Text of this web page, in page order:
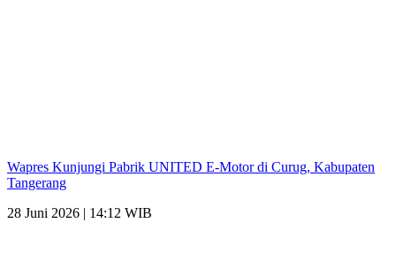
Wapres Kunjungi Pabrik UNITED E-Motor di Curug, Kabupaten
Tangerang
28 Juni 2026 | 14:12 WIB